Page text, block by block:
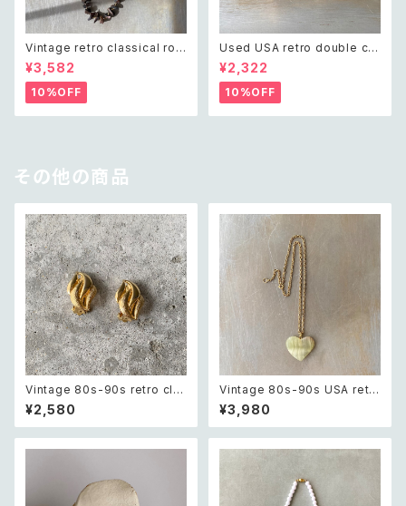
Vintage retro classical rou
gh cut shell beads necklac
e レトロ ヴィンテージ アクセサ
リー クラシカル ラフカット シェ
ル ビーズ ネックレス
¥3,582
10%OFF
Used USA retro double cro
ss crystal bijou bangle レト
ロ アメリカ ユーズド アクセサリ
ー ゴールド ダブル クロス ビジ
ュー バングル
¥2,322
10%OFF
その他の商品
Vintage 80s-90s retro cla
ssical textured design ear
ring レトロ ヴィンテージ アクセ
サリー ゴールド クラシカル テク
¥2,580
Vintage 80s-90s USA retr
o green glass heart charm
necklace レトロ アメリカ ヴィ
ンテージ アクセサリー グリーン
クレス
¥3,980